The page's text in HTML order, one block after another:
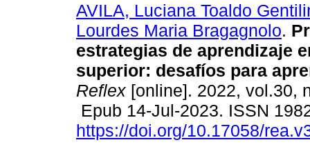
AVILA, Luciana Toaldo
Lourdes Maria Bragagnolo.
estrategias de aprendizaje
superior: desafíos para
Reflex [online]. 2022, vol.30,
Epub 14-Jul-2023. ISSN
https://doi.org/10.17058/